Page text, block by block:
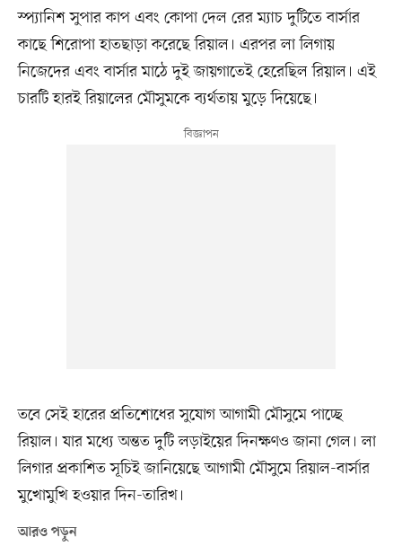
স্প্যানিশ সুপার কাপ এবং কোপা দেল রের ম্যাচ দুটিতে বার্সার
কাছে শিরোপা হাতছাড়া করেছে রিয়াল। এরপর লা লিগায়
নিজেদের এবং বার্সার মাঠে দুই জায়গাতেই হেরেছিল রিয়াল। এই
চারটি হারই রিয়ালের মৌসুমকে ব্যর্থতায় মুড়ে দিয়েছে।
তবে সেই হারের প্রতিশোধের সুযোগ আগামী মৌসুমে পাচ্ছে
রিয়াল। যার মধ্যে অন্তত দুটি লড়াইয়ের দিনক্ষণও জানা গেল। লা
লিগার প্রকাশিত সূচিই জানিয়েছে আগামী মৌসুমে রিয়াল-বার্সার
মুখোমুখি হওয়ার দিন-তারিখ।
আরও পড়ুন